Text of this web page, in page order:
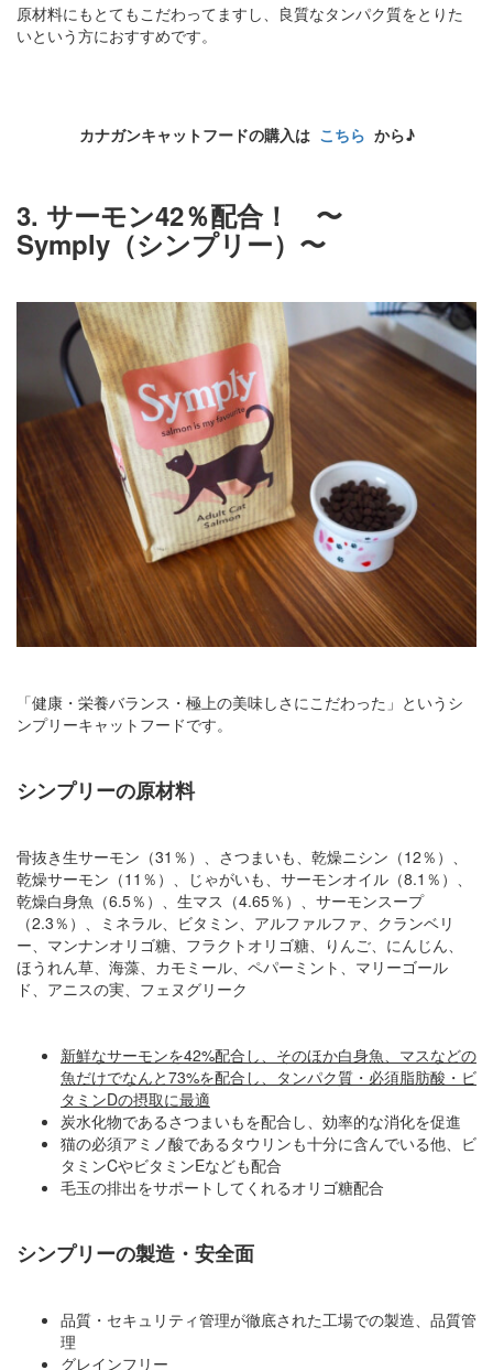
原材料にもとてもこだわってますし、良質なタンパク質をとりた
いという方におすすめです。
カナガンキャットフードの購入は こちら から♪
3. サーモン42％配合！ 〜
Symply（シンプリー）〜
「健康・栄養バランス・極上の美味しさにこだわった」というシ
ンプリーキャットフードです。
シンプリーの原材料
骨抜き生サーモン（31％）、さつまいも、乾燥ニシン（12％）、
乾燥サーモン（11％）、じゃがいも、サーモンオイル（8.1％）、
乾燥白身魚（6.5％）、生マス（4.65％）、サーモンスープ
（2.3％）、ミネラル、ビタミン、アルファルファ、クランベリ
ー、マンナンオリゴ糖、フラクトオリゴ糖、りんご、にんじん、
ほうれん草、海藻、カモミール、ペパーミント、マリーゴール
ド、アニスの実、フェヌグリーク
新鮮なサーモンを42%配合し、そのほか白身魚、マスなどの
魚だけでなんと73%を配合し、タンパク質・必須脂肪酸・ビ
タミンDの摂取に最適
炭水化物であるさつまいもを配合し、効率的な消化を促進
猫の必須アミノ酸であるタウリンも十分に含んでいる他、ビ
タミンCやビタミンEなども配合
毛玉の排出をサポートしてくれるオリゴ糖配合
シンプリーの製造・安全面
品質・セキュリティ管理が徹底された工場での製造、品質管
理
グレインフリー